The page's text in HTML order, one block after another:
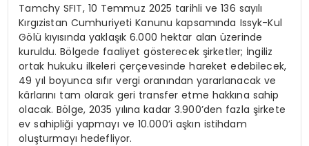
Tamchy SFIT, 10 Temmuz 2025 tarihli ve 136 sayılı
Kırgızistan Cumhuriyeti Kanunu kapsamında Issyk-Kul
Gölü kıyısında yaklaşık 6.000 hektar alan üzerinde
kuruldu. Bölgede faaliyet gösterecek şirketler; İngiliz
ortak hukuku ilkeleri çerçevesinde hareket edebilecek,
49 yıl boyunca sıfır vergi oranından yararlanacak ve
kârlarını tam olarak geri transfer etme hakkına sahip
olacak. Bölge, 2035 yılına kadar 3.900’den fazla şirkete
ev sahipliği yapmayı ve 10.000’i aşkın istihdam
oluşturmayı hedefliyor.